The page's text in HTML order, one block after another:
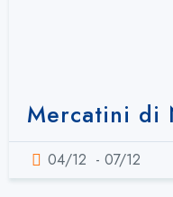
Mercatini di
04/12 - 07/12